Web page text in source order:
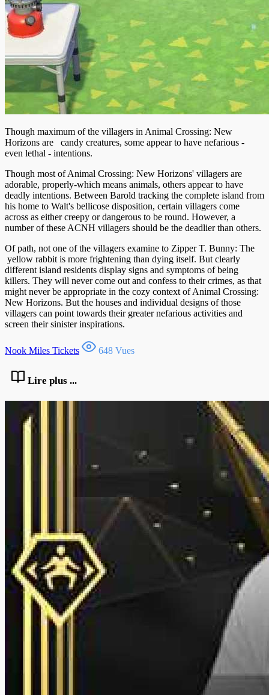
Though maximum of the villagers in Animal Crossing: New
Horizons are candy creatures, some appear to have nefarious -
even lethal - intentions.
Though most of Animal Crossing: New Horizons' villagers are
adorable, properly-which means animals, others appear to have
deadly intentions. Between Barold tracking the complete island from
his home to Walt's bellicose disposition, certain villagers come
across as either creepy or dangerous to be round. However, a
number of these ACNH villagers should be the deadlier than others.
Of path, not one of the villagers examine to Zipper T. Bunny: The
yellow rabbit is more frightening than dying itself. But clearly
different island residents display signs and symptoms of being
killers. They will never come out and confess to their crimes, as that
might never be appropriate in the cozy context of Animal Crossing:
New Horizons. But the houses and individual designs of those
villagers can point towards their greater nefarious activities and
screen their sinister inspirations.
Nook Miles Tickets 648 Vues
Lire plus ...